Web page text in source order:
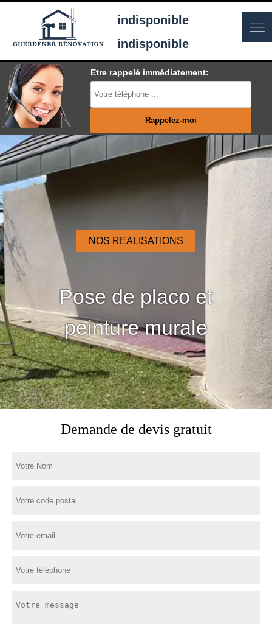
indisponible
indisponible
Etre rappelé immédiatement:
NOS REALISATIONS
Pose de placo et
peinture murale
Demande de devis gratuit